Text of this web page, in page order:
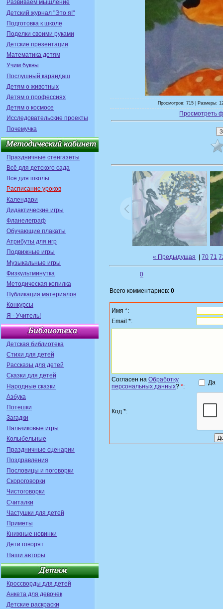
Развиваем мышление
Детский журнал "Это я!"
Подготовка к школе
Поделки своими руками
Детские презентации
Математика детям
Учим буквы
Послушный карандаш
Детям о животных
Детям о профессиях
Детям о космосе
Исследовательские проекты
Почемучка
Праздничные стенгазеты
Всё для детского сада
Всё для школы
Расписание уроков
Календари
Дидактические игры
Фланелеграф
Обучающие плакаты
Атрибуты для игр
Подвижные игры
Музыкальные игры
Физкультминутка
Методическая копилка
Публикация материалов
Конкурсы
Я - Учитель!
Детская библиотека
Стихи для детей
Рассказы для детей
Сказки для детей
Народные сказки
Азбука
Потешки
Загадки
Пальчиковые игры
Колыбельные
Праздничные сценарии
Поздравления
Пословицы и поговорки
Скороговорки
Чистоговорки
Считалки
Частушки для детей
Приметы
Книжные новинки
Дети говорят
Наши авторы
Кроссворды для детей
Анкета для девочек
Детские раскраски
Просмотров: 715 | Размеры:
Просмотреть
« Предыдущая |70 71
0
Всего комментариев: 0
Имя *:
Email *:
Согласен на Обработку
персональных данных? *:
Да
Код *: